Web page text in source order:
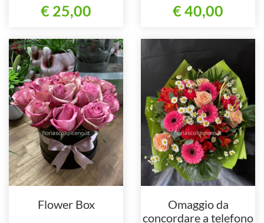
€ 25,00 € 40,00
Flower Box
Omaggio da
concordare a telefono